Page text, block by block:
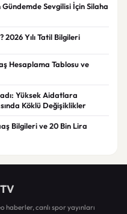
Sevgilisi İçin Silaha
Yılı Tatil Bilgileri
Hesaplama Tablosu ve
Yüksek Aidatlara
Köklü Değişiklikler
Bilgileri ve 20 Bin Lira
haberler, canlı spor yayınları